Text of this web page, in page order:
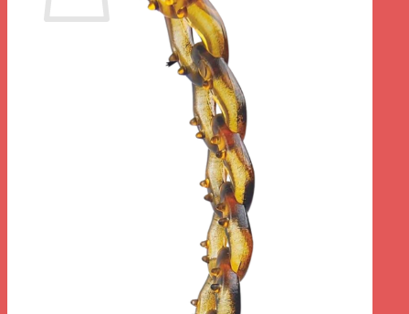
Votre panier est vide.